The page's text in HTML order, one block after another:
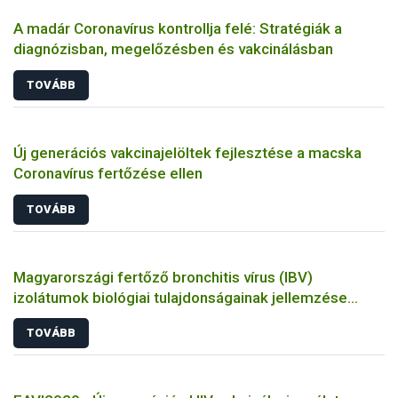
A madár Coronavírus kontrollja felé: Stratégiák a
diagnózisban, megelőzésben és vakcinálásban
TOVÁBB
Új generációs vakcinajelöltek fejlesztése a macska
Coronavírus fertőzése ellen
TOVÁBB
Magyarországi fertőző bronchitis vírus (IBV)
izolátumok biológiai tulajdonságainak jellemzése
állatkísérletes és molekuláris biológiai eszközökkel
TOVÁBB